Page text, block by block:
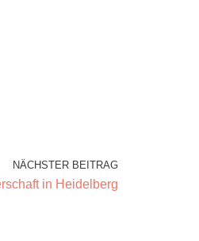
NÄCHSTER BEITRAG
in Heidelberg